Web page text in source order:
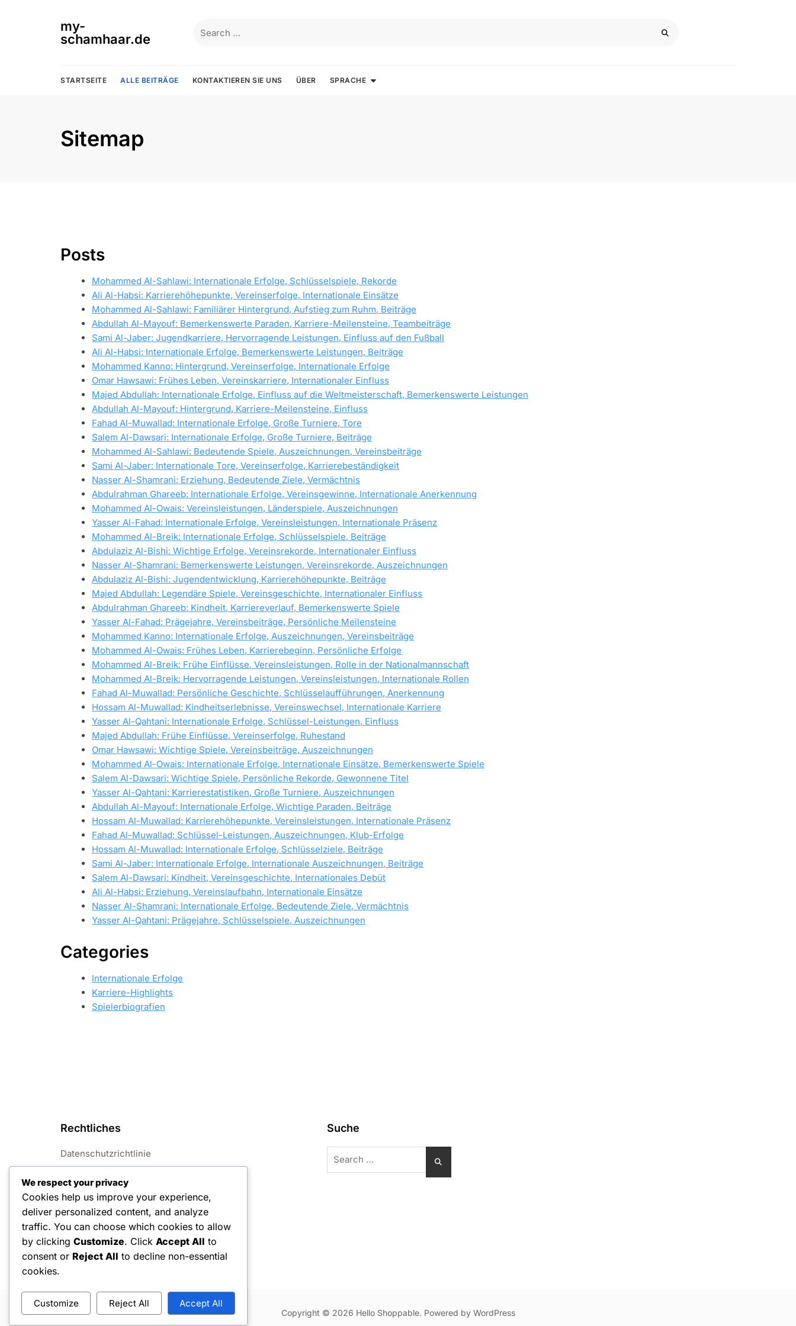
my-
schamhaar.de
for:
STARTSEITE ALLE BEITRÄGE KONTAKTIEREN SIE UNS ÜBER SPRACHE
Sitemap
Posts
Mohammed Al-Sahlawi: Internationale Erfolge, Schlüsselspiele, Rekorde
Ali Al-Habsi: Karrierehöhepunkte, Vereinserfolge, Internationale Einsätze
Mohammed Al-Sahlawi: Familiärer Hintergrund, Aufstieg zum Ruhm, Beiträge
Abdullah Al-Mayouf: Bemerkenswerte Paraden, Karriere-Meilensteine, Teambeiträge
Sami Al-Jaber: Jugendkarriere, Hervorragende Leistungen, Einfluss auf den Fußball
Ali Al-Habsi: Internationale Erfolge, Bemerkenswerte Leistungen, Beiträge
Mohammed Kanno: Hintergrund, Vereinserfolge, Internationale Erfolge
Omar Hawsawi: Frühes Leben, Vereinskarriere, Internationaler Einfluss
Majed Abdullah: Internationale Erfolge, Einfluss auf die Weltmeisterschaft, Bemerkenswerte Leistungen
Abdullah Al-Mayouf: Hintergrund, Karriere-Meilensteine, Einfluss
Fahad Al-Muwallad: Internationale Erfolge, Große Turniere, Tore
Salem Al-Dawsari: Internationale Erfolge, Große Turniere, Beiträge
Mohammed Al-Sahlawi: Bedeutende Spiele, Auszeichnungen, Vereinsbeiträge
Sami Al-Jaber: Internationale Tore, Vereinserfolge, Karrierebeständigkeit
Nasser Al-Shamrani: Erziehung, Bedeutende Ziele, Vermächtnis
Abdulrahman Ghareeb: Internationale Erfolge, Vereinsgewinne, Internationale Anerkennung
Mohammed Al-Owais: Vereinsleistungen, Länderspiele, Auszeichnungen
Yasser Al-Fahad: Internationale Erfolge, Vereinsleistungen, Internationale Präsenz
Mohammed Al-Breik: Internationale Erfolge, Schlüsselspiele, Beiträge
Abdulaziz Al-Bishi: Wichtige Erfolge, Vereinsrekorde, Internationaler Einfluss
Nasser Al-Shamrani: Bemerkenswerte Leistungen, Vereinsrekorde, Auszeichnungen
Abdulaziz Al-Bishi: Jugendentwicklung, Karrierehöhepunkte, Beiträge
Majed Abdullah: Legendäre Spiele, Vereinsgeschichte, Internationaler Einfluss
Abdulrahman Ghareeb: Kindheit, Karriereverlauf, Bemerkenswerte Spiele
Yasser Al-Fahad: Prägejahre, Vereinsbeiträge, Persönliche Meilensteine
Mohammed Kanno: Internationale Erfolge, Auszeichnungen, Vereinsbeiträge
Mohammed Al-Owais: Frühes Leben, Karrierebeginn, Persönliche Erfolge
Mohammed Al-Breik: Frühe Einflüsse, Vereinsleistungen, Rolle in der Nationalmannschaft
Mohammed Al-Breik: Hervorragende Leistungen, Vereinsleistungen, Internationale Rollen
Fahad Al-Muwallad: Persönliche Geschichte, Schlüsselaufführungen, Anerkennung
Hossam Al-Muwallad: Kindheitserlebnisse, Vereinswechsel, Internationale Karriere
Yasser Al-Qahtani: Internationale Erfolge, Schlüssel-Leistungen, Einfluss
Majed Abdullah: Frühe Einflüsse, Vereinserfolge, Ruhestand
Omar Hawsawi: Wichtige Spiele, Vereinsbeiträge, Auszeichnungen
Mohammed Al-Owais: Internationale Erfolge, Internationale Einsätze, Bemerkenswerte Spiele
Salem Al-Dawsari: Wichtige Spiele, Persönliche Rekorde, Gewonnene Titel
Yasser Al-Qahtani: Karrierestatistiken, Große Turniere, Auszeichnungen
Abdullah Al-Mayouf: Internationale Erfolge, Wichtige Paraden, Beiträge
Hossam Al-Muwallad: Karrierehöhepunkte, Vereinsleistungen, Internationale Präsenz
Fahad Al-Muwallad: Schlüssel-Leistungen, Auszeichnungen, Klub-Erfolge
Hossam Al-Muwallad: Internationale Erfolge, Schlüsselziele, Beiträge
Sami Al-Jaber: Internationale Erfolge, Internationale Auszeichnungen, Beiträge
Salem Al-Dawsari: Kindheit, Vereinsgeschichte, Internationales Debüt
Ali Al-Habsi: Erziehung, Vereinslaufbahn, Internationale Einsätze
Nasser Al-Shamrani: Internationale Erfolge, Bedeutende Ziele, Vermächtnis
Yasser Al-Qahtani: Prägejahre, Schlüsselspiele, Auszeichnungen
Categories
Internationale Erfolge
Karriere-Highlights
Spielerbiografien
Rechtliches
Datenschutzrichtlinie
Allgemeine Geschäftsbedingungen
Über
Kontaktieren Sie uns
Cookies und Tracking
Suche
Copyright © 2026 Hello Shoppable. Powered by WordPress
We respect your privacy
Cookies help us improve your experience,
deliver personalized content, and analyze
traffic. You can choose which cookies to allow
by clicking Customize. Click Accept All to
consent or Reject All to decline non-essential
cookies.
Customize Reject All Accept All